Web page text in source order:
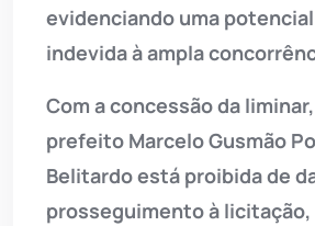
evidenciando uma
indevida à ampla
Com a concessão da
prefeito Marcelo Gusmão
Belitardo está proibida de
prosseguimento à